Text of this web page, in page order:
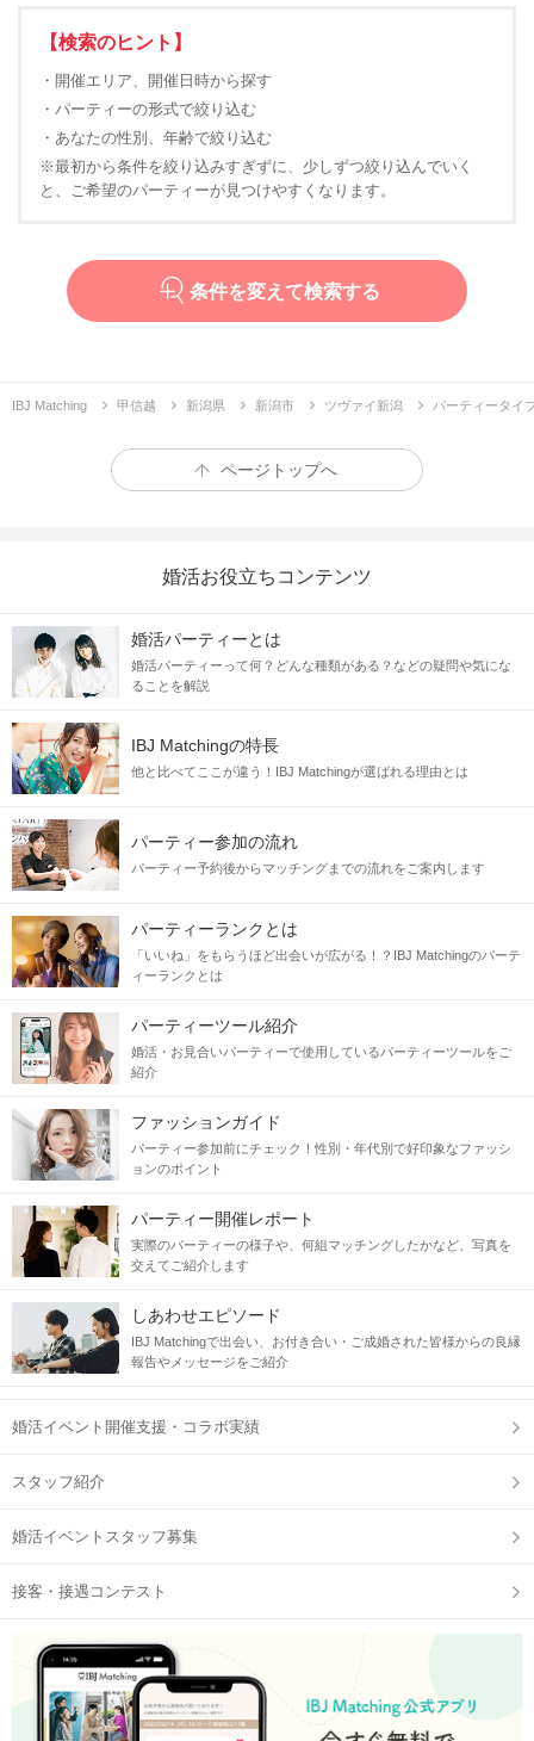
【検索のヒント】
・開催エリア、開催日時から探す
・パーティーの形式で絞り込む
・あなたの性別、年齢で絞り込む
※最初から条件を絞り込みすぎずに、少しずつ絞り込んでいく
と、ご希望のパーティーが見つけやすくなります。
条件を変えて検索する
IBJ Matching 甲信越 新潟県 新潟市 ツヴァイ新潟 パーティータイ
ページトップへ
婚活お役立ちコンテンツ
婚活パーティーとは
婚活パーティーって何？どんな種類がある？などの疑問や気にな
ることを解説
IBJ Matchingの特長
他と比べてここが違う！IBJ Matchingが選ばれる理由とは
パーティー参加の流れ
パーティー予約後からマッチングまでの流れをご案内します
パーティーランクとは
「いいね」をもらうほど出会いが広がる！？IBJ Matchingのパーテ
ィーランクとは
パーティーツール紹介
婚活・お見合いパーティーで使用しているパーティーツールをご
紹介
ファッションガイド
パーティー参加前にチェック！性別・年代別で好印象なファッシ
ョンのポイント
パーティー開催レポート
実際のパーティーの様子や、何組マッチングしたかなど、写真を
交えてご紹介します
しあわせエピソード
IBJ Matchingで出会い、お付き合い・ご成婚された皆様からの良縁
報告やメッセージをご紹介
婚活イベント開催支援・コラボ実績
スタッフ紹介
婚活イベントスタッフ募集
接客・接遇コンテスト